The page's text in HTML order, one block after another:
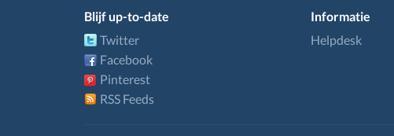
Blijf up-to-date
Twitter
Facebook
Pinterest
RSS Feeds
Informatie
Helpdesk